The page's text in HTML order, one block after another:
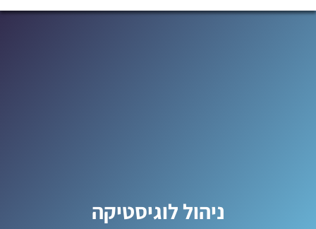
ניהול לוגיסטיקה